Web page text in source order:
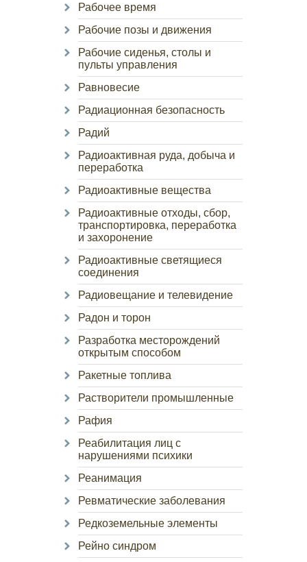
Рабочее время
Рабочие позы и движения
Рабочие сиденья, столы и
пульты управления
Равновесие
Радиационная безопасность
Радий
Радиоактивная руда, добыча и
переработка
Радиоактивные вещества
Радиоактивные отходы, сбор,
транспортировка, переработка
и захоронение
Радиоактивные светящиеся
соединения
Радиовещание и телевидение
Радон и торон
Разработка месторождений
открытым способом
Ракетные топлива
Растворители промышленные
Рафия
Реабилитация лиц с
нарушениями психики
Реанимация
Ревматические заболевания
Редкоземельные элементы
Рейно синдром